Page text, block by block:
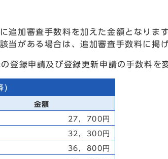
追加審査手数料を加えた金額となりま
がある場合は、追加審査手数料に掲
登録申請及び登録更新申請の手数料を
)
金額
27，700円
32，300円
36，800円